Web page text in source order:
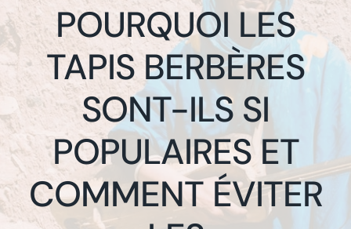
POURQUOI LES
TAPIS BERBÈRES
SONT-ILS SI
POPULAIRES ET
COMMENT ÉVITER